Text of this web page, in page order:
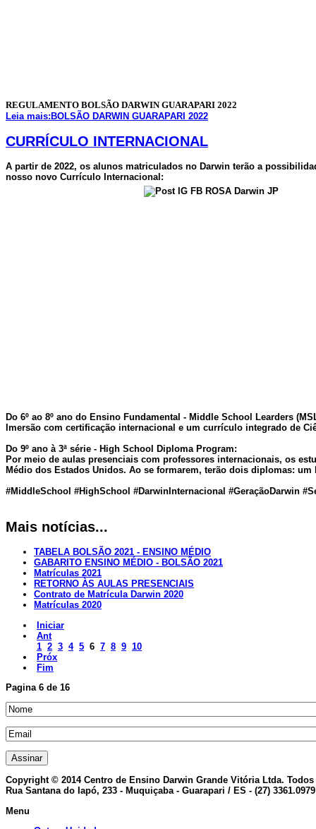
REGULAMENTO BOLSÃO DARWIN GUARAPARI 2022
Leia mais:BOLSÃO DARWIN GUARAPARI 2022
CURRÍCULO INTERNACIONAL
A partir de 2022, os alunos matriculados no Darwin terão a
nosso novo Currículo Internacional:
Do 6º ao 8º ano do Ensino Fundamental - Middle School Learders
Imersão com certificação internacional e um currículo integrado de
Do 9º ano à 3ª série - High School Diploma Program:
Por meio de aulas presenciais com professores internacionais, os
Médio dos Estados Unidos. Ao se formarem, terão dois diplomas:
#MiddleSchool #HighSchool #DarwinInternacional #GeraçãoDarwin
Mais notícias...
TABELA BOLSÃO 2021 - ENSINO MÉDIO
GABARITO ENSINO MÉDIO - BOLSÃO 2021
Matrículas 2021
RETORNO ÀS AULAS PRESENCIAIS
Contrato de Matrícula Darwin 2020
Matrículas 2020
Iniciar
Ant
1 2 3 4 5 6 7 8 9 10
Próx
Fim
Pagina 6 de 16
Copyright © 2014 Centro de Ensino Darwin Grande Vitória Ltda.
Rua Santana do Iapó, 233 - Muquiçaba - Guarapari / ES - (27) 3361.0979
Menu